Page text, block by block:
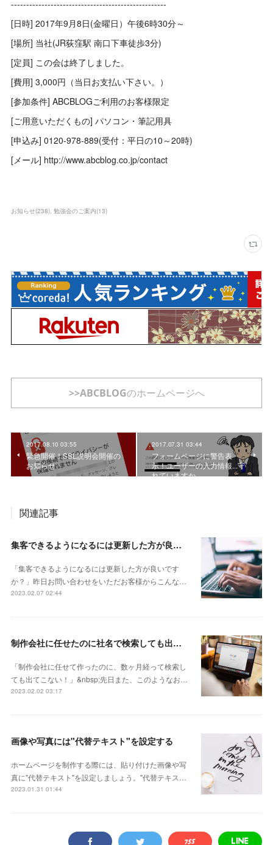
---------------------------------------------------
[日時] 2017年9月8日(金曜日）午後6時30分～
[場所] 当社(JR荻窪駅 南口下車徒歩3分)
[定員] この会は終了しました。
[費用] 3,000円（当日お支払い下さい。）
[参加条件] ABCBLOGご利用のお客様限定
[ご用意いただくもの] パソコン・筆記用具
[申込み] 0120-978-889(受付：平日の10～20時)
[メール] http://www.abcblog.co.jp/contact
お知らせ(238) 勉強会のご案内(13)
>>ABCBLOGのホームページへ
2017.08.10 03:55
緊急開催！SSL説明会開催の
お知らせ
2017.07.31 03:44
フォームページに警告表
示！ユーザーの入力情報...守
れていますか
関連記事
集客できるようになるには更新した方が良いですか？
「集客できるようになるには更新した方が良いです
か？」昨日お問い合わせをいただお客様からこんな…
2023.02.07 02:44
制作会社に任せたのに社名で検索しても出てこない
「制作会社に任せて作ったのに、数ヶ月経って検索し
ても出てこない！」&nbsp;先日また、このようなお…
2023.02.02 03:17
画像や写真には"代替テキスト"を設定する
ホームページを制作する際には、貼り付けた画像や写
真に"代替テキスト"を設定しましょう。"代替テキス…
2023.01.31 01:44